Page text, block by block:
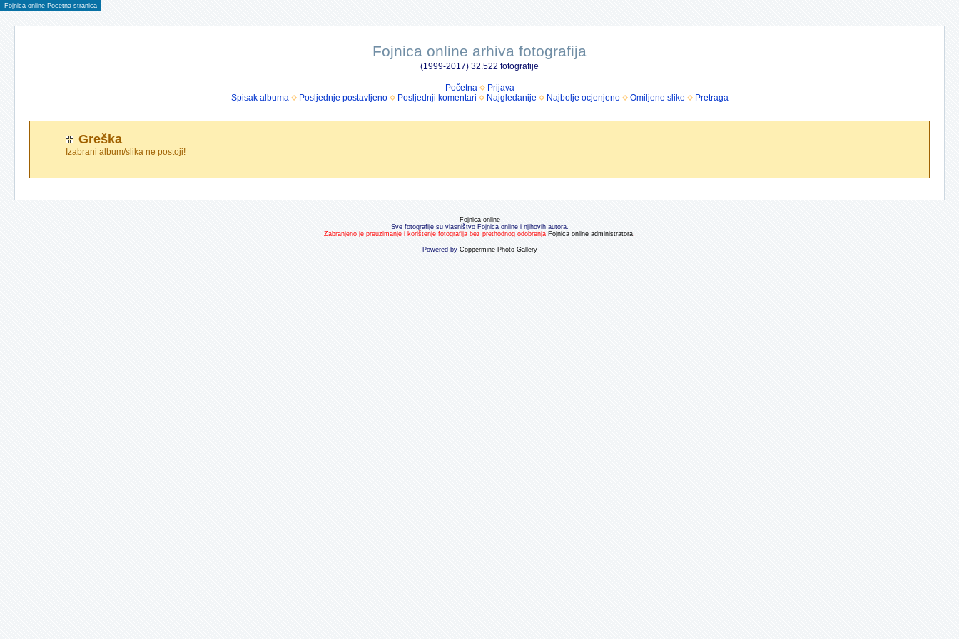
Fojnica online Pocetna stranica
Fojnica online arhiva fotografija
(1999-2017) 32.522 fotografije
Početna
Prijava
Spisak albuma
Posljednje postavljeno Posljednji komentari Najgledanije Najbolje ocjenjeno Omiljene slike Pretraga
Greška
Izabrani album/slika ne postoji!
Fojnica online
Sve fotografije su vlasništvo Fojnica online i njihovih autora.
Zabranjeno je preuzimanje i korištenje fotografija bez prethodnog odobrenja Fojnica online administratora.
Powered by Coppermine Photo Gallery